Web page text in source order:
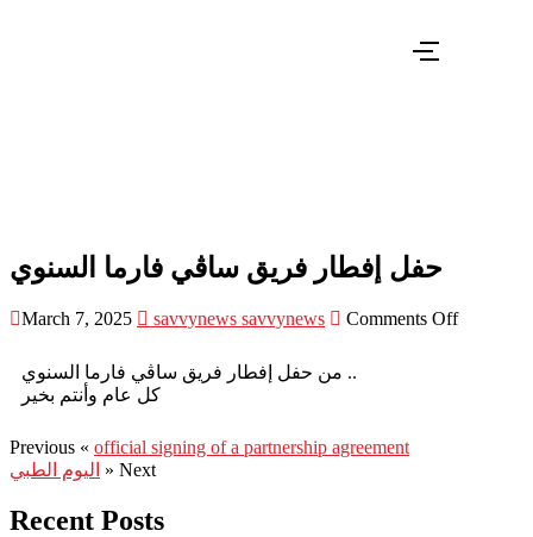
حفل إفطار فريق ساڤي فارما السنوي
March 7, 2025 savvynews savvynews Comments Off
من حفل إفطار فريق ساڤي فارما السنوي ..
Previous « official signing of a partnership agreement
اليوم الطبي » Next
Recent Posts